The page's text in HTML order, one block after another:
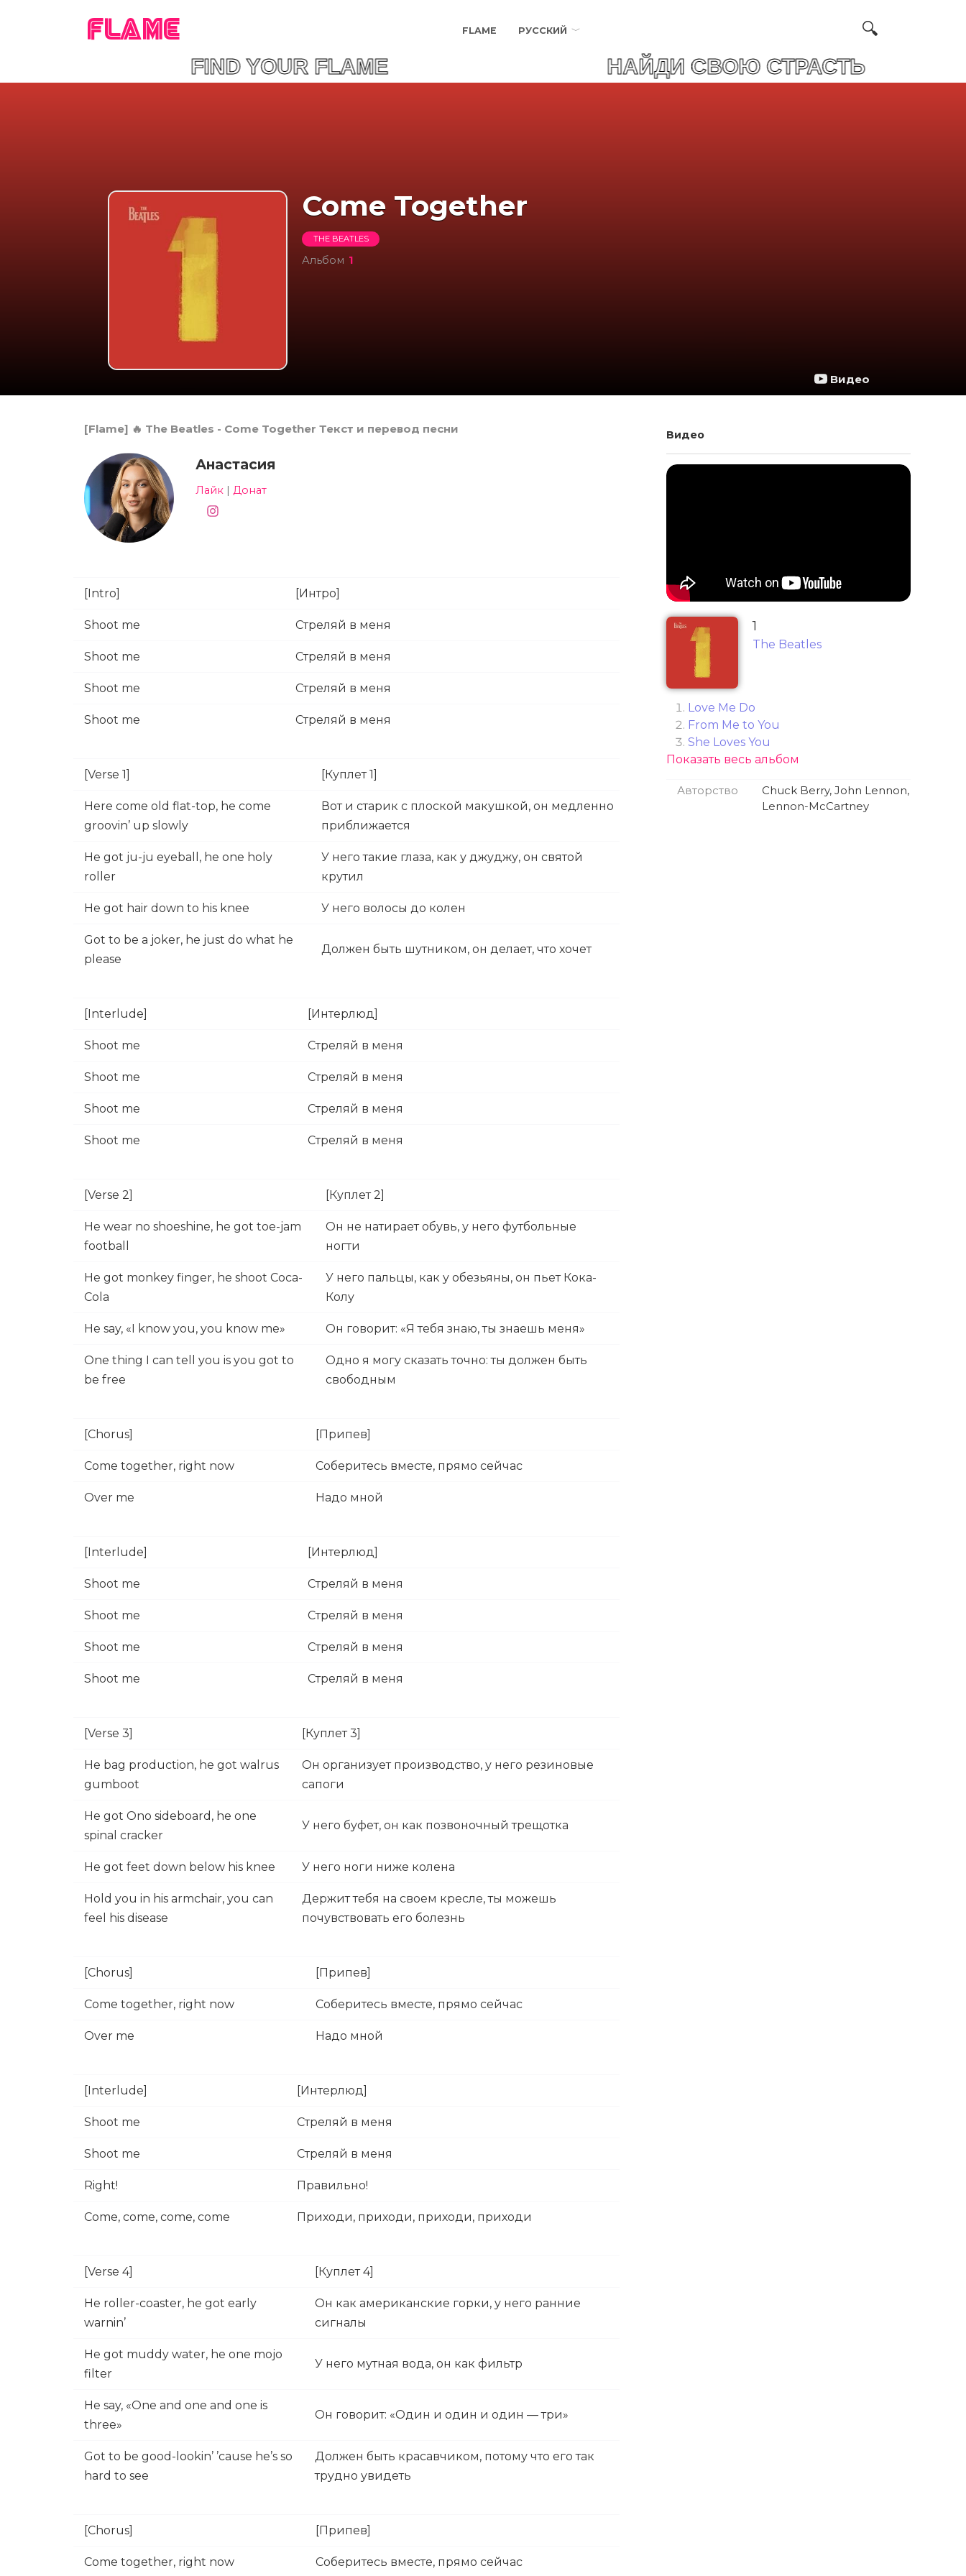
FLAME FLAME РУССКИЙ
FIND YOUR FLAME НАЙДИ СВОЮ СТРАСТЬ
Come Together
THE BEATLES
Альбом 1
Видео
[Flame] 🔥 The Beatles - Come Together Текст и перевод песни
Анастасия
Лайк | Донат
[Intro] [Интро]
Shoot me Стреляй в меня
Shoot me Стреляй в меня
Shoot me Стреляй в меня
Shoot me Стреляй в меня
[Verse 1] [Куплет 1]
Here come old flat-top, he come
groovin’ up slowly
Вот и старик с плоской макушкой, он медленно
приближается
He got ju-ju eyeball, he one holy
roller
У него такие глаза, как у джуджу, он святой
крутил
He got hair down to his knee У него волосы до колен
Got to be a joker, he just do what he
please
Должен быть шутником, он делает, что хочет
[Interlude] [Интерлюд]
Shoot me Стреляй в меня
Shoot me Стреляй в меня
Shoot me Стреляй в меня
Shoot me Стреляй в меня
[Verse 2] [Куплет 2]
He wear no shoeshine, he got toe-jam
football
Он не натирает обувь, у него футбольные
ногти
He got monkey finger, he shoot Coca-
Cola
У него пальцы, как у обезьяны, он пьет Кока-
Колу
He say, «I know you, you know me» Он говорит: «Я тебя знаю, ты знаешь меня»
One thing I can tell you is you got to
be free
Одно я могу сказать точно: ты должен быть
свободным
[Chorus] [Припев]
Come together, right now Соберитесь вместе, прямо сейчас
Over me Надо мной
[Interlude] [Интерлюд]
Shoot me Стреляй в меня
Shoot me Стреляй в меня
Shoot me Стреляй в меня
Shoot me Стреляй в меня
[Verse 3] [Куплет 3]
He bag production, he got walrus
gumboot
Он организует производство, у него резиновые
сапоги
He got Ono sideboard, he one
spinal cracker
У него буфет, он как позвоночный трещотка
He got feet down below his knee У него ноги ниже колена
Hold you in his armchair, you can
feel his disease
Держит тебя на своем кресле, ты можешь
почувствовать его болезнь
[Chorus] [Припев]
Come together, right now Соберитесь вместе, прямо сейчас
Over me Надо мной
[Interlude] [Интерлюд]
Shoot me Стреляй в меня
Shoot me Стреляй в меня
Right! Правильно!
Come, come, come, come Приходи, приходи, приходи, приходи
[Verse 4] [Куплет 4]
He roller-coaster, he got early
warnin’
Он как американские горки, у него ранние
сигналы
He got muddy water, he one mojo
filter
У него мутная вода, он как фильтр
He say, «One and one and one is
three»
Он говорит: «Один и один и один — три»
Got to be good-lookin’ ’cause he’s so
hard to see
Должен быть красавчиком, потому что его так
трудно увидеть
[Chorus] [Припев]
Come together, right now Соберитесь вместе, прямо сейчас
Видео
1
The Beatles
Love Me Do
From Me to You
She Loves You
I Want to Hold Your Hand
A Hard Day's Night
Показать весь альбом
Авторство
Chuck Berry, John Lennon,
Lennon-McCartney